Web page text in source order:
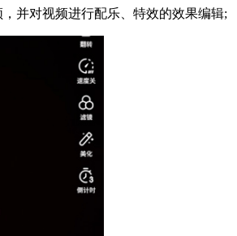
并对视频进行配乐、特效的效果编辑;